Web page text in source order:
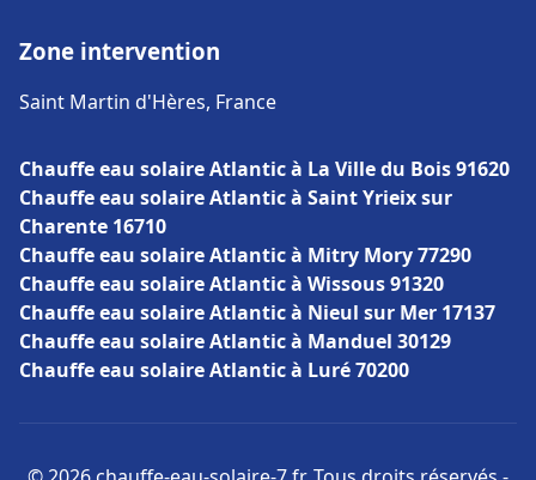
Zone intervention
Saint Martin d'Hères, France
Chauffe eau solaire Atlantic à La Ville du Bois 91620
Chauffe eau solaire Atlantic à Saint Yrieix sur
Charente 16710
Chauffe eau solaire Atlantic à Mitry Mory 77290
Chauffe eau solaire Atlantic à Wissous 91320
Chauffe eau solaire Atlantic à Nieul sur Mer 17137
Chauffe eau solaire Atlantic à Manduel 30129
Chauffe eau solaire Atlantic à Luré 70200